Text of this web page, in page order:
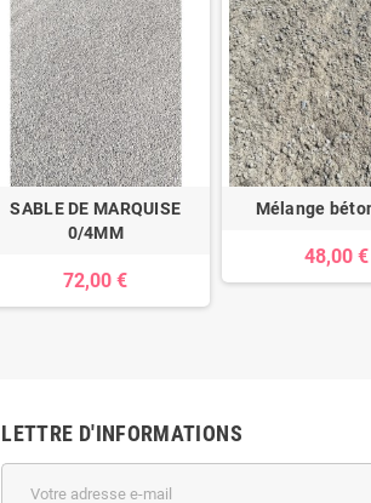
SABLE DE MARQUISE
0/4MM
72,00 €
Mélange
48,00 €
LETTRE D'INFORMATIONS